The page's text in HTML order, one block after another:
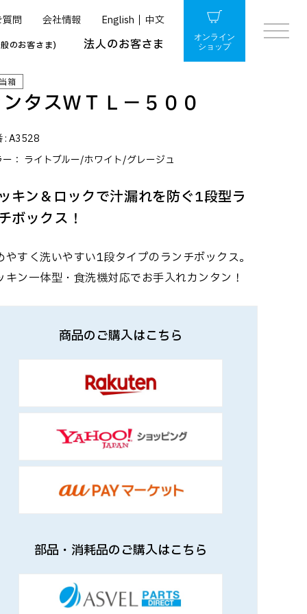
問 会社情報 English 中文
のお客さま) 法人のお客さま
オンライン
ショップ
箱
タスＷＴＬ－５００
:A3528
： ライトブルー/ホワイト/グレージュ
キン＆ロックで汁漏れを防ぐ1段型ラ
ボックス！
やすく洗いやすい1段タイプのランチボックス。
キン一体型・食洗機対応でお手入れカンタン！
商品のご購入はこちら
部品・消耗品のご購入はこちら